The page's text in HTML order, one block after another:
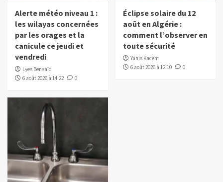
Alerte météo niveau 1 :
les wilayas concernées
par les orages et la
canicule ce jeudi et
vendredi
Lyes Bensaïd
6 août 2026 à 14:22
0
Éclipse solaire du 12
août en Algérie :
comment l’observer en
toute sécurité
Yanis Kacem
6 août 2026 à 12:10
0